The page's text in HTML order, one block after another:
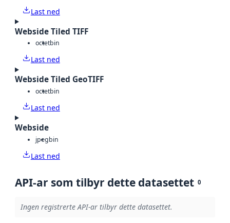
Last ned
Webside Tiled TIFF
octetbin
Last ned
Webside Tiled GeoTIFF
octetbin
Last ned
Webside
jpegbin
Last ned
API-ar som tilbyr dette datasettet 0
Ingen registrerte API-ar tilbyr dette datasettet.